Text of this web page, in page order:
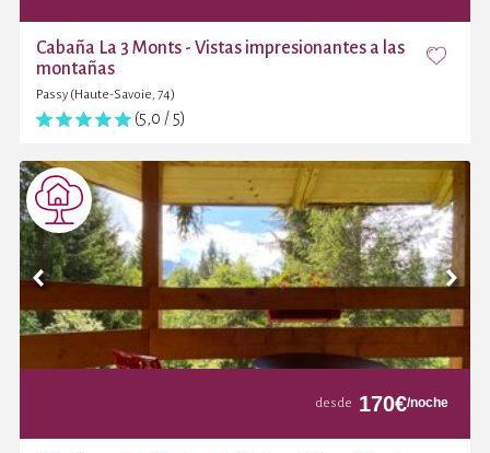
Cabaña La 3 Monts - Vistas impresionantes a las
montañas
Passy (Haute-Savoie, 74)
(5,0 / 5)
desde 170€/noche